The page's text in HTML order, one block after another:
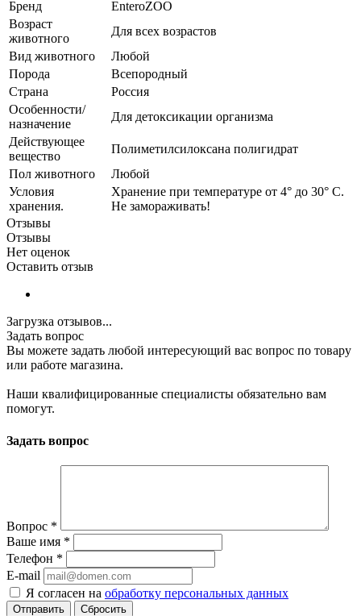
Бренд
EnteroZOO
Возраст
животного
Для всех возрастов
Вид животного
Любой
Порода
Всепородный
Страна
Россия
Особенности/
назначение
Для детоксикации организма
Действующее
вещество
Полиметилсилоксана полигидрат
Пол животного
Любой
Условия
хранения.
Хранение при температуре от 4° до 30° С.
Не замораживать!
Отзывы
Отзывы
Нет оценок
Оставить отзыв
Загрузка отзывов...
Задать вопрос
Вы можете задать любой интересующий вас вопрос по товару
или работе магазина.
Наши квалифицированные специалисты обязательно вам
помогут.
Задать вопрос
Вопрос *
Ваше имя *
Телефон *
E-mail
Я согласен на обработку персональных данных
Сбросить